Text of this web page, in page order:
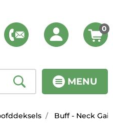
MENU
0
Buff - Neck